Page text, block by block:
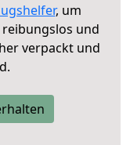
, um
und
verpackt und